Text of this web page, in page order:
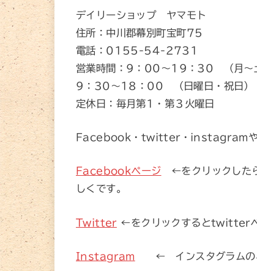
デイリーショップ ヤマモト
住所：中川郡幕別町宝町75
電話：0155-54-2731
営業時間：9：00～19：30 （月～
9：30～18：00 （日曜日・祝日）
定休日：毎月第1・第３火曜日
Facebook・twitter・instagramや
Facebookページ ←をクリックした
しくです。
Twitter ←をクリックするとtwitterペ
Instagram ← インスタグラムのペ